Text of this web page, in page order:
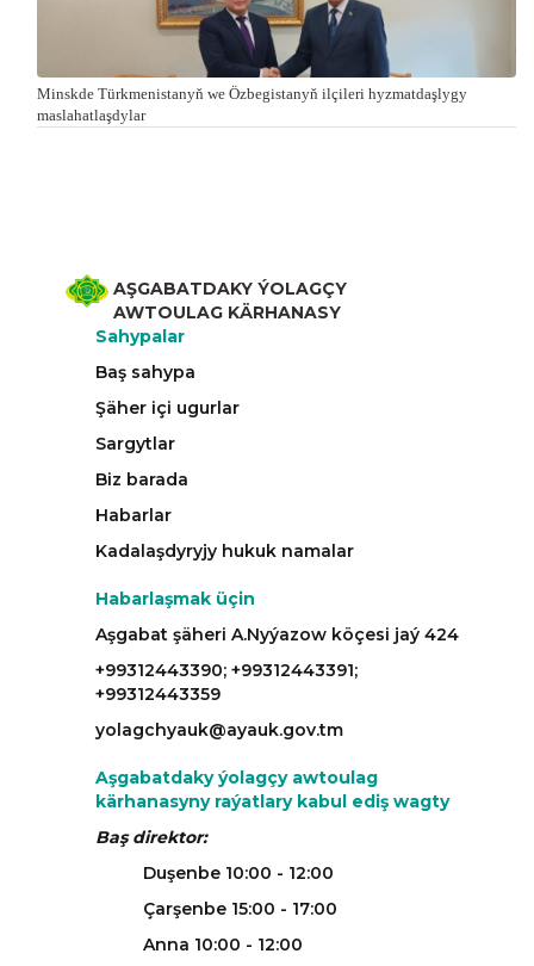
Minskde Türkmenistanyň we Özbegistanyň ilçileri hyzmatdaşlygy
maslahatlaşdylar
AŞGABATDAKY ÝOLAGÇY
AWTOULAG KÄRHANASY
Sahypalar
Baş sahypa
Şäher içi ugurlar
Sargytlar
Biz barada
Habarlar
Kadalaşdyryjy hukuk namalar
Habarlaşmak üçin
Aşgabat şäheri A.Nyýazow köçesi jaý 424
+99312443390; +99312443391;
+99312443359
yolagchyauk@ayauk.gov.tm
Aşgabatdaky ýolagçy awtoulag
kärhanasyny raýatlary kabul ediş wagty
Baş direktor:
Duşenbe 10:00 - 12:00
Çarşenbe 15:00 - 17:00
Anna 10:00 - 12:00